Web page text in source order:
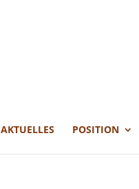
AKTUELLES POSITION